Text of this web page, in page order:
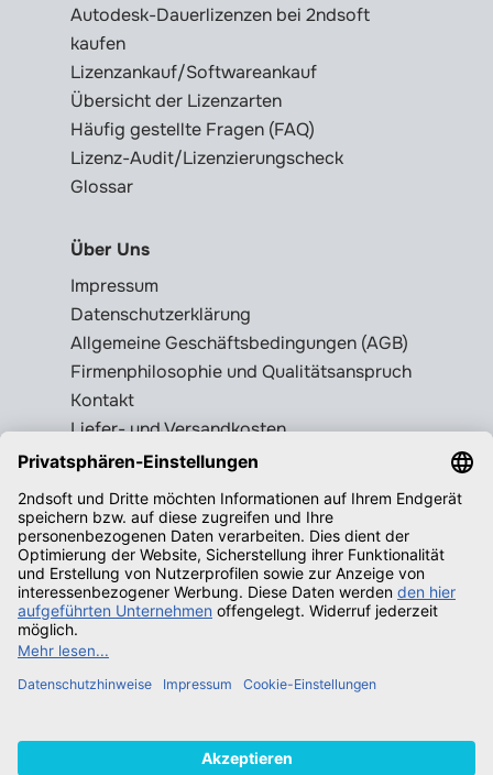
Autodesk-Dauerlizenzen bei 2ndsoft
kaufen
Lizenzankauf/Softwareankauf
Übersicht der Lizenzarten
Häufig gestellte Fragen (FAQ)
Lizenz-Audit/Lizenzierungscheck
Glossar
Über Uns
Impressum
Datenschutzerklärung
Allgemeine Geschäftsbedingungen (AGB)
Firmenphilosophie und Qualitätsanspruch
Kontakt
Liefer- und Versandkosten
Rückgabebedingungen
Wissenswertes
Legale Gebrauchtsoftware erkennen
Produktschlüssel = Lizenz?
Microsoft Office legal erwerben
Qualifizierende Betriebssysteme f.